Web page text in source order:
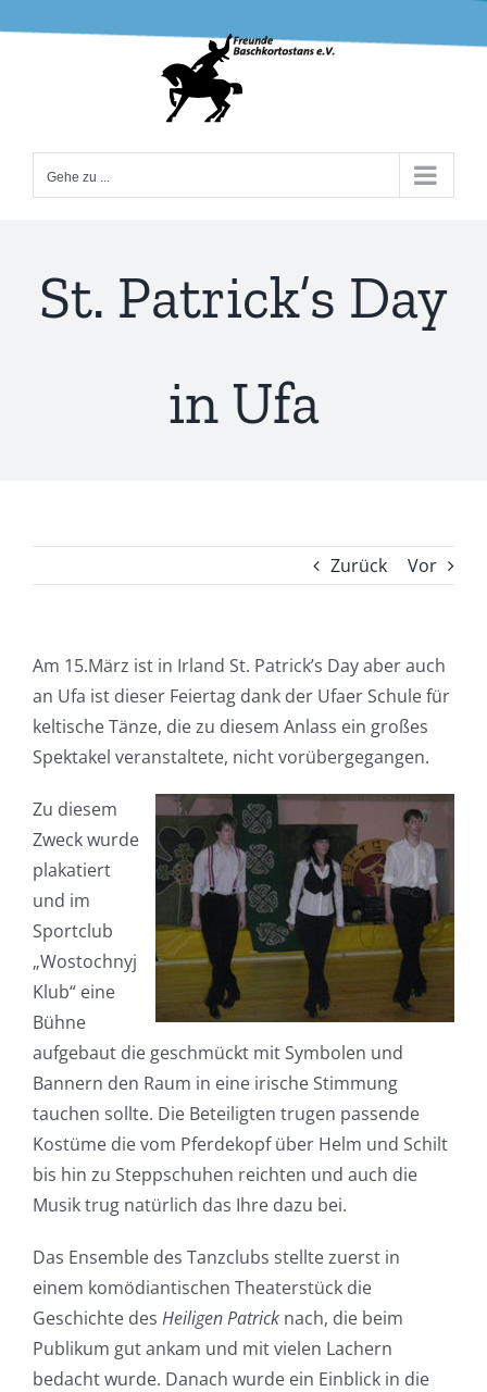
Gehe zu ...
St. Patrick’s Day
in Ufa
Zurück Vor
Am 15.März ist in Irland St. Patrick’s Day aber auch
an Ufa ist dieser Feiertag dank der Ufaer Schule für
keltische Tänze, die zu diesem Anlass ein großes
Spektakel veranstaltete, nicht vorübergegangen.
Zu diesem
Zweck wurde
plakatiert
und im
Sportclub
„Wostochnyj
Klub“ eine
Bühne
aufgebaut die geschmückt mit Symbolen und
Bannern den Raum in eine irische Stimmung
tauchen sollte. Die Beteiligten trugen passende
Kostüme die vom Pferdekopf über Helm und Schilt
bis hin zu Steppschuhen reichten und auch die
Musik trug natürlich das Ihre dazu bei.
Das Ensemble des Tanzclubs stellte zuerst in
einem komödiantischen Theaterstück die
Geschichte des Heiligen Patrick nach, die beim
Publikum gut ankam und mit vielen Lachern
bedacht wurde. Danach wurde ein Einblick in die